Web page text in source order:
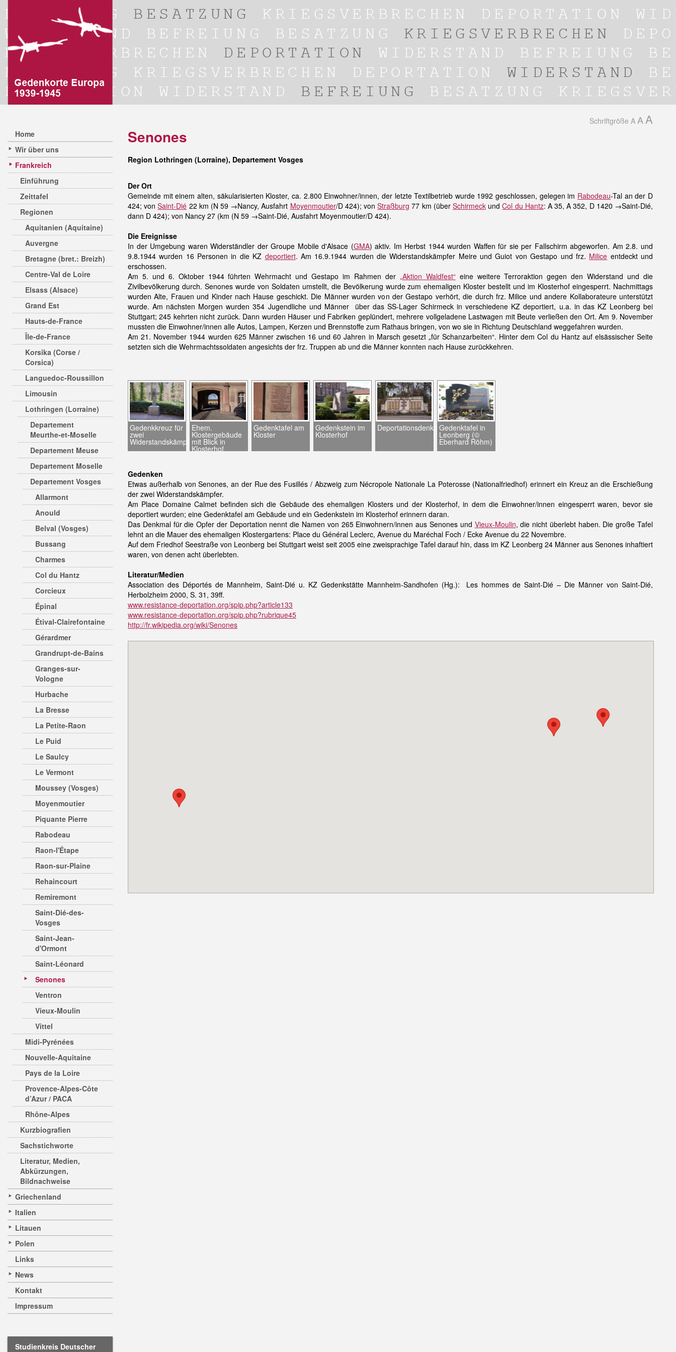
Home
Wir über uns
Frankreich
Einführung
Zeittafel
Regionen
Aquitanien (Aquitaine)
Auvergne
Bretagne (bret.: Breizh)
Centre-Val de Loire
Elsass (Alsace)
Grand Est
Hauts-de-France
Île-de-France
Korsika (Corse /
Corsica)
Languedoc-Roussillon
Limousin
Lothringen (Lorraine)
Departement
Meurthe-et-Moselle
Departement Meuse
Departement Moselle
Departement Vosges
Allarmont
Anould
Belval (Vosges)
Bussang
Charmes
Col du Hantz
Corcieux
Épinal
Étival-Clairefontaine
Gérardmer
Grandrupt-de-Bains
Granges-sur-
Vologne
Hurbache
La Bresse
La Petite-Raon
Le Puid
Le Saulcy
Le Vermont
Moussey (Vosges)
Moyenmoutier
Piquante Pierre
Rabodeau
Raon-l'Étape
Raon-sur-Plaine
Rehaincourt
Remiremont
Saint-Dié-des-
Vosges
Saint-Jean-
d'Ormont
Saint-Léonard
Senones
Ventron
Vieux-Moulin
Vittel
Midi-Pyrénées
Nouvelle-Aquitaine
Pays de la Loire
Provence-Alpes-Côte
d’Azur / PACA
Rhône-Alpes
Kurzbiografien
Sachstichworte
Literatur, Medien,
Abkürzungen,
Bildnachweise
Griechenland
Italien
Litauen
Polen
Links
News
Kontakt
Impressum
Studienkreis Deutscher
Schriftgröße A A A
Senones
Region Lothringen (Lorraine), Departement Vosges
Der Ort
Gemeinde mit einem alten, säkularisierten Kloster, ca. 2.800 Einwohner/innen, der letzte Textilbetrieb wurde 1992 geschlossen, gelegen im Rabodeau-Tal an der D
424; vonSaint-Dié 22 km (N 59 →Nancy, Ausfahrt Moyenmoutier/D 424); vonStraßburg 77 km (über SchirmeckundCol du Hantz: A 35, A 352, D 1420 →Saint-Dié,
dann D 424); von Nancy 27 (km (N 59 →Saint-Dié, Ausfahrt Moyenmoutier/D 424).
Die Ereignisse
In der Umgebung waren Widerständler der Groupe Mobile d'Alsace (GMA) aktiv. Im Herbst 1944 wurden Waffen für sie per Fallschirm abgeworfen. Am 2.8. und
9.8.1944 wurden 16 Personen in die KZ deportiert. Am 16.9.1944 wurden die Widerstandskämpfer Meire und Guiot von Gestapo und frz. Milice entdeckt und
erschossen.
Am 5. und 6. Oktober 1944 führten Wehrmacht und Gestapo im Rahmen der „Aktion Waldfest“eine weitere Terroraktion gegen den Widerstand und die
Zivilbevölkerung durch. Senones wurde von Soldaten umstellt, die Bevölkerung wurde zum ehemaligen Kloster bestellt und im Klosterhof eingesperrt. Nachmittags
wurden Alte, Frauen und Kinder nach Hause geschickt. Die Männer wurden von der Gestapo verhört, die durch frz. Milice und andere Kollaborateure unterstützt
wurde. Am nächsten Morgen wurden 354 Jugendliche und Männer über das SS-Lager Schirmeck in verschiedene KZ deportiert, u.a. in das KZ Leonberg bei
Stuttgart; 245 kehrten nicht zurück. Dann wurden Häuser und Fabriken geplündert, mehrere vollgeladene Lastwagen mit Beute verließen den Ort. Am 9. November
mussten die Einwohner/innen alle Autos, Lampen, Kerzen und Brennstoffe zum Rathaus bringen, von wo sie in Richtung Deutschland weggefahren wurden.
Am 21. November 1944 wurden 625 Männer zwischen 16 und 60 Jahren in Marsch gesetzt „für Schanzarbeiten“. Hinter dem Col du Hantz auf elsässischer Seite
setzten sich die Wehrmachtssoldaten angesichts der frz. Truppen ab und die Männer konnten nach Hause zurückkehren.
Gedenkkreuz für
zwei
Widerstandskämpfer
Ehem.
Klostergebäude
mit Blick in
Klosterhof
Gedenktafel am
Kloster
Gedenkstein im
Klosterhof
DeportationsdenkmalGedenktafel in
Leonberg (©
Eberhard Röhm)
Gedenken
Etwas außerhalb von Senones, an der Rue des Fusillés / Abzweig zum Nécropole Nationale La Poterosse (Nationalfriedhof) erinnert ein Kreuz an die Erschießung
der zwei Widerstandskämpfer.
Am Place Domaine Calmet befinden sich die Gebäude des ehemaligen Klosters und der Klosterhof, in dem die Einwohner/innen eingesperrt waren, bevor sie
deportiert wurden; eine Gedenktafel am Gebäude und ein Gedenkstein im Klosterhof erinnern daran.
Das Denkmal für die Opfer der Deportation nennt die Namen von 265 Einwohnern/innen aus Senones und Vieux-Moulin, die nicht überlebt haben. Die große Tafel
lehnt an die Mauer des ehemaligen Klostergartens: Place du Général Leclerc, Avenue du Maréchal Foch / Ecke Avenue du 22 Novembre.
Auf dem Friedhof Seestraße von Leonberg bei Stuttgart weist seit 2005 eine zweisprachige Tafel darauf hin, dass im KZ Leonberg 24 Männer aus Senones inhaftiert
waren, von denen acht überlebten.
Literatur/Medien
Association des Déportés de Mannheim, Saint-Dié u. KZ Gedenkstätte Mannheim-Sandhofen (Hg.): Les hommes de Saint-Dié – Die Männer von Saint-Dié,
Herbolzheim 2000, S. 31, 39ff.
www.resistance-deportation.org/spip.php?article133
www.resistance-deportation.org/spip.php?rubrique45
http://fr.wikipedia.org/wiki/Senones